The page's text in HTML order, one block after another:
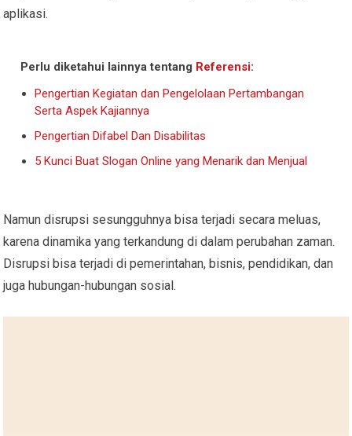
aplikasi.
Perlu diketahui lainnya tentang Referensi:
Pengertian Kegiatan dan Pengelolaan Pertambangan
Serta Aspek Kajiannya
Pengertian Difabel Dan Disabilitas
5 Kunci Buat Slogan Online yang Menarik dan Menjual
Namun disrupsi sesungguhnya bisa terjadi secara meluas,
karena dinamika yang terkandung di dalam perubahan zaman.
Disrupsi bisa terjadi di pemerintahan, bisnis, pendidikan, dan
juga hubungan-hubungan sosial.